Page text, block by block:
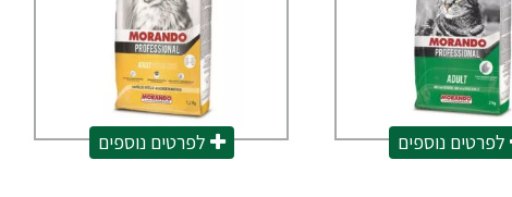
לפרטים נוספים לפרטים נוספים